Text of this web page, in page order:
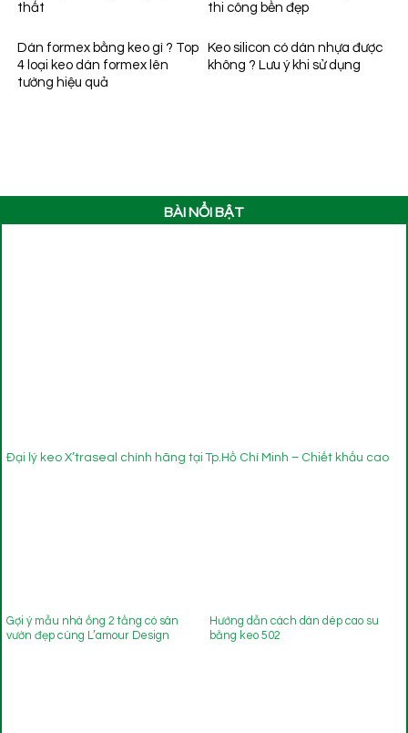
thất
thi công bền đẹp
Dán formex bằng keo gì ? Top
4 loại keo dán formex lên
tường hiệu quả
Keo silicon có dán nhựa được
không ? Lưu ý khi sử dụng
BÀI NỔI BẬT
Đại lý keo X’traseal chính hãng tại Tp.Hồ Chí Minh – Chiết khấu cao
Gợi ý mẫu nhà ống 2 tầng có sân
vườn đẹp cùng L’amour Design
Hướng dẫn cách dán dép cao su
bằng keo 502